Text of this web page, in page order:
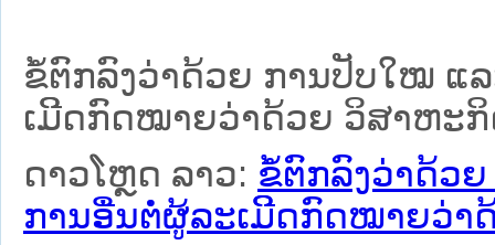
ຂໍ້ຕົກລົງວ່າດ້ວຍ ການປັບໃໝ ແ
ເມິີດກົດໝາຍວ່າດ້ວຍ ວິສາຫະ
ດາວໂຫຼດ ລາວ: ຂໍ້ຕົກລົງວ່າດ້ວ
ການອື່ນຕໍ່ຜູ້ລະເມິີດກົດໝາຍວ່າ